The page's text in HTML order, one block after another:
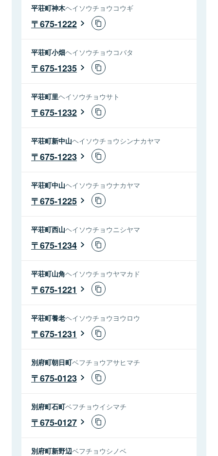
平荘町神木ヘイソウチョウコウギ
675-1222
平荘町小畑ヘイソウチョウコバタ
675-1235
平荘町里ヘイソウチョウサト
675-1232
平荘町新中山ヘイソウチョウシンナカヤマ
675-1223
平荘町中山ヘイソウチョウナカヤマ
675-1225
平荘町西山ヘイソウチョウニシヤマ
675-1234
平荘町山角ヘイソウチョウヤマカド
675-1221
平荘町養老ヘイソウチョウヨウロウ
675-1231
別府町朝日町ベフチョウアサヒマチ
675-0123
別府町石町ベフチョウイシマチ
675-0127
別府町新野辺ベフチョウシノベ